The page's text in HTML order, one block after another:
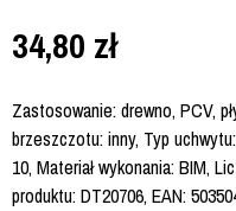
34,80 zł
Zastosowanie: drewno, PCV,
brzeszczotu: inny, Typ
10, Materiał wykonania: BIM,
produktu: DT20706, EAN: